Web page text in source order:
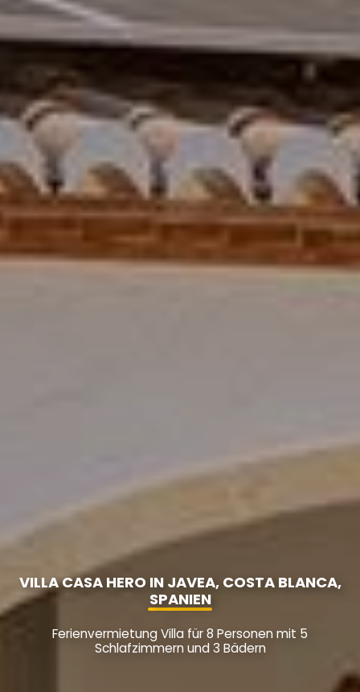
VILLA CASA HERO IN JAVEA, COSTA BLANCA,
SPANIEN
Ferienvermietung Villa für 8 Personen mit 5
Schlafzimmern und 3 Bädern